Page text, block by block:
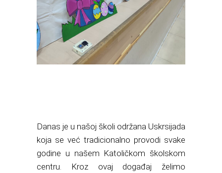
Danas je u našoj školi održana Uskrsijada
koja se već tradicionalno provodi svake
godine u našem Katoličkom školskom
centru. Kroz ovaj događaj želimo